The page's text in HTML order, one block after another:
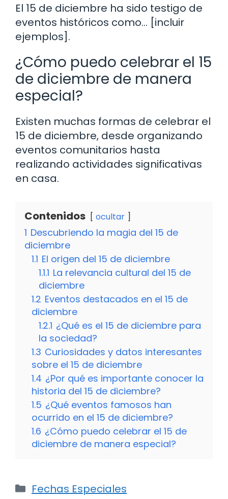
El 15 de diciembre ha sido testigo de
eventos históricos como… [incluir
ejemplos].
¿Cómo puedo celebrar el 15
de diciembre de manera
especial?
Existen muchas formas de celebrar el
15 de diciembre, desde organizando
eventos comunitarios hasta
realizando actividades significativas
en casa.
Contenidos ocultar
1 Descubriendo la magia del 15 de
diciembre
1.1 El origen del 15 de diciembre
1.1.1 La relevancia cultural del 15 de
diciembre
1.2 Eventos destacados en el 15 de
diciembre
1.2.1 ¿Qué es el 15 de diciembre para
la sociedad?
1.3 Curiosidades y datos interesantes
sobre el 15 de diciembre
1.4 ¿Por qué es importante conocer la
historia del 15 de diciembre?
1.5 ¿Qué eventos famosos han
ocurrido en el 15 de diciembre?
1.6 ¿Cómo puedo celebrar el 15 de
diciembre de manera especial?
Categorías
Fechas Especiales